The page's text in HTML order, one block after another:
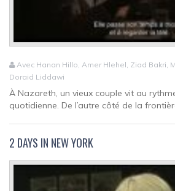
Avec Hanan Hillo, Amer Hlehel, Ziad Bakri,
Doraid Liddawi
À Nazareth, un vieux couple vit au
quotidienne. De l’autre côté de la
2 DAYS IN NEW YORK